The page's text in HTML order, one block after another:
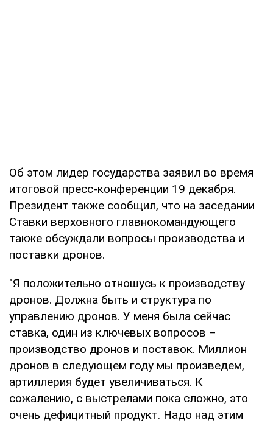
Об этом лидер государства заявил во время
итоговой пресс-конференции 19 декабря.
Президент также сообщил, что на заседании
Ставки верховного главнокомандующего
также обсуждали вопросы производства и
поставки дронов.
"Я положительно отношусь к производству
дронов. Должна быть и структура по
управлению дронов. У меня была сейчас
ставка, один из ключевых вопросов –
производство дронов и поставок. Миллион
дронов в следующем году мы произведем,
артиллерия будет увеличиваться. К
сожалению, с выстрелами пока сложно, это
очень дефицитный продукт. Надо над этим